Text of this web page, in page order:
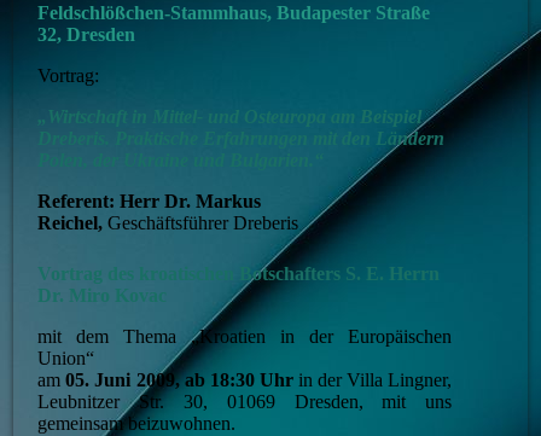
Feldschlößchen-Stammhaus, Budapester Straße
32, Dresden
Vortrag:
„Wirtschaft in Mittel- und Osteuropa am Beispiel
Dreberis. Praktische Erfahrungen mit den Ländern
Referent: Herr Dr. Markus
Reichel,Geschäftsführer Dreberis
Vortrag des kroatischen Botschafters S. E. Herrn
Dr. Miro Kovac
mit dem Thema „Kroatien in der Europäischen
Union“
am05. Juni 2009, ab 18:30 Uhrin der Villa Lingner,
Leubnitzer Str. 30, 01069 Dresden, mit uns
gemeinsam beizuwohnen.